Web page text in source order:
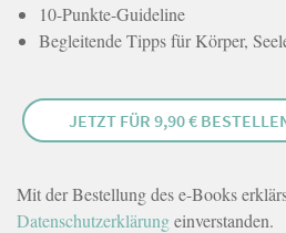
10-Punkte-Guideline
Begleitende Tipps für Körper,
JETZT FÜR 9,90 €
Mit der Bestellung des e-Books
Datenschutzerklärungeinverstanden.